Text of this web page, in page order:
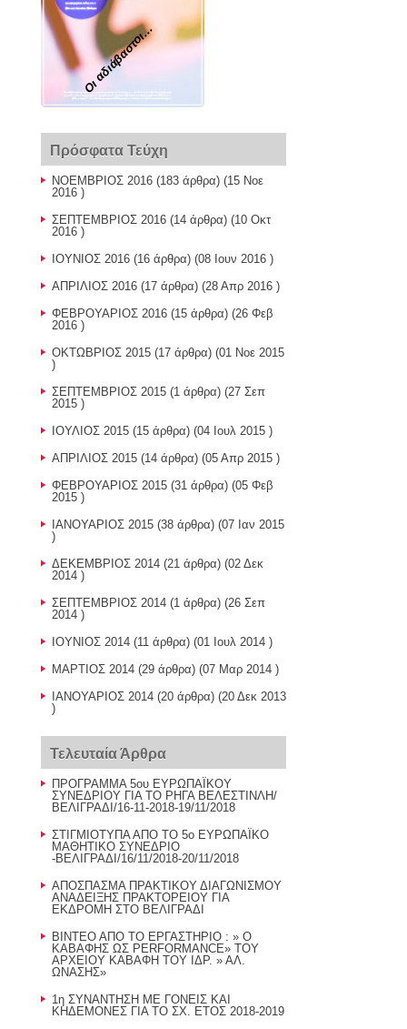
Οι αδιάβαστοι...
Πρόσφατα Τεύχη
ΝΟΕΜΒΡΙΟΣ 2016 (183 άρθρα) (15 Νοε
2016 )
ΣΕΠΤΕΜΒΡΙΟΣ 2016 (14 άρθρα) (10 Οκτ
2016 )
ΙΟΥΝΙΟΣ 2016 (16 άρθρα) (08 Ιουν 2016 )
ΑΠΡΙΛΙΟΣ 2016 (17 άρθρα) (28 Απρ 2016 )
ΦΕΒΡΟΥΑΡΙΟΣ 2016 (15 άρθρα) (26 Φεβ
2016 )
ΟΚΤΩΒΡΙΟΣ 2015 (17 άρθρα) (01 Νοε 2015
)
ΣΕΠΤΕΜΒΡΙΟΣ 2015 (1 άρθρα) (27 Σεπ
2015 )
ΙΟΥΛΙΟΣ 2015 (15 άρθρα) (04 Ιουλ 2015 )
ΑΠΡΙΛΙΟΣ 2015 (14 άρθρα) (05 Απρ 2015 )
ΦΕΒΡΟΥΑΡΙΟΣ 2015 (31 άρθρα) (05 Φεβ
2015 )
ΙΑΝΟΥΑΡΙΟΣ 2015 (38 άρθρα) (07 Ιαν 2015
)
ΔΕΚΕΜΒΡΙΟΣ 2014 (21 άρθρα) (02 Δεκ
2014 )
ΣΕΠΤΕΜΒΡΙΟΣ 2014 (1 άρθρα) (26 Σεπ
2014 )
ΙΟΥΝΙΟΣ 2014 (11 άρθρα) (01 Ιουλ 2014 )
ΜΑΡΤΙΟΣ 2014 (29 άρθρα) (07 Μαρ 2014 )
ΙΑΝΟΥΑΡΙΟΣ 2014 (20 άρθρα) (20 Δεκ 2013
)
Τελευταία Άρθρα
ΠΡΟΓΡΑΜΜΑ 5ου ΕΥΡΩΠΑΪΚΟΥ
ΣΥΝΕΔΡΙΟΥ ΓΙΑ ΤΟ ΡΗΓΑ ΒΕΛΕΣΤΙΝΛΗ/
ΒΕΛΙΓΡΑΔΙ/16-11-2018-19/11/2018
ΣΤΙΓΜΙΟΤΥΠΑ ΑΠΟ ΤΟ 5ο ΕΥΡΩΠΑΪΚΟ
ΜΑΘΗΤΙΚΟ ΣΥΝΕΔΡΙΟ
-ΒΕΛΙΓΡΑΔΙ/16/11/2018-20/11/2018
AΠΟΣΠΑΣΜΑ ΠΡΑΚΤΙΚΟΥ ΔΙΑΓΩΝΙΣΜΟΥ
ΑΝΑΔΕΙΞΗΣ ΠΡΑΚΤΟΡΕΙΟΥ ΓΙΑ
ΕΚΔΡΟΜΗ ΣΤΟ ΒΕΛΙΓΡΑΔΙ
BINTEO AΠΟ ΤΟ ΕΡΓΑΣΤΗΡΙΟ : » Ο
ΚΑΒΑΦΗΣ ΩΣ PERFORMANCE» TOY
AΡΧΕΙΟΥ ΚΑΒΑΦΗ ΤΟΥ ΙΔΡ. » ΑΛ.
ΩΝΑΣΗΣ»
1η ΣΥΝΑΝΤΗΣΗ ΜΕ ΓΟΝΕΙΣ ΚΑΙ
ΚΗΔΕΜΟΝΕΣ ΓΙΑ ΤΟ ΣΧ. ΕΤΟΣ 2018-2019